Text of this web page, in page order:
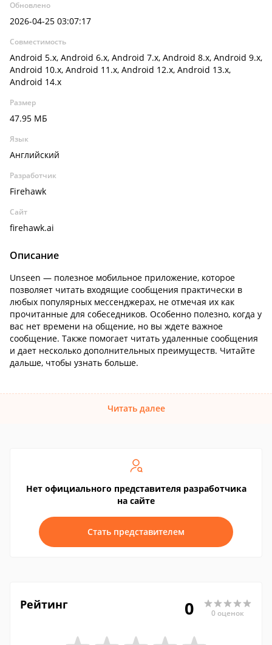
Обновлено
2026-04-25 03:07:17
Совместимость
Android 5.x, Android 6.x, Android 7.x, Android 8.x, Android 9.x,
Android 10.x, Android 11.x, Android 12.x, Android 13.x,
Android 14.x
Размер
47.95 МБ
Язык
Английский
Разработчик
Firehawk
Сайт
firehawk.ai
Описание
Unseen — полезное мобильное приложение, которое
позволяет читать входящие сообщения практически в
любых популярных мессенджерах, не отмечая их как
прочитанные для собеседников. Особенно полезно, когда у
вас нет времени на общение, но вы ждете важное
сообщение. Также помогает читать удаленные сообщения
и дает несколько дополнительных преимуществ. Читайте
дальше, чтобы узнать больше.
Читать далее
Нет официального представителя разработчика
на сайте
Стать представителем
Рейтинг 0 0 оценок